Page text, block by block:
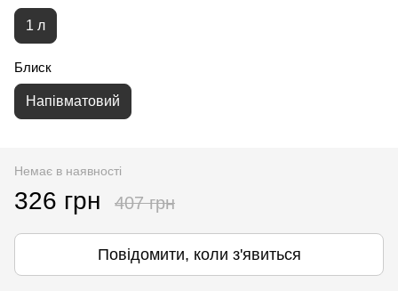
1 л
Блиск
Напівматовий
Немає в наявності
326 грн 407 грн
Повідомити, коли з'явиться